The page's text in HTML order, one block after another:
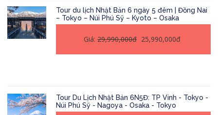
Tour du lịch Nhật Bản 6 ngày 5 đêm | Đồng Nai
– Tokyo – Núi Phú Sỹ – Kyoto – Osaka
Giá: 29,990,000đ 25,990,000đ
Tour Du Lịch Nhật Bản 6N5Đ: TP Vinh - Tokyo -
Núi Phú Sỹ - Nagoya - Osaka - Tokyo